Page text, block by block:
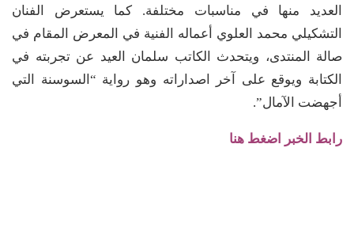
العديد منها في مناسبات مختلفة. كما يستعرض الفنان
التشكيلي محمد العلوي أعماله الفنية في المعرض المقام في
صالة المنتدى، ويتحدث الكاتب سلمان العيد عن تجربته في
الكتابة ويوقع على آخر اصداراته وهو رواية “السوسنة التي
أجهضت الآمال”.
رابط الخبر اضغط هنا